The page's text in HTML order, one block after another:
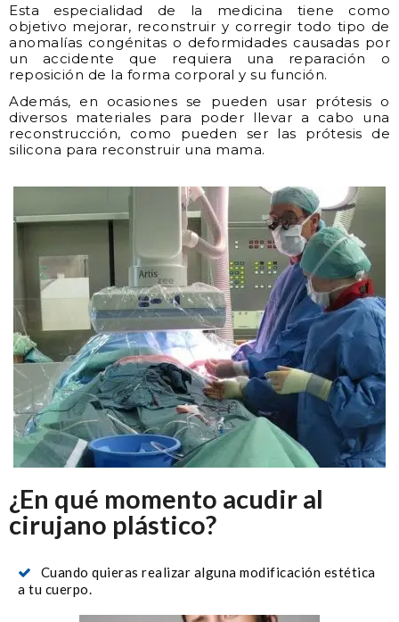
Esta especialidad de la medicina tiene como
objetivo mejorar, reconstruir y corregir todo tipo de
anomalías congénitas o deformidades causadas por
un accidente que requiera una reparación o
reposición de la forma corporal y su función.
Además, en ocasiones se pueden usar prótesis o
diversos materiales para poder llevar a cabo una
reconstrucción, como pueden ser las prótesis de
silicona para reconstruir una mama.
¿En qué momento acudir al
cirujano plástico?
Cuando quieras realizar alguna modificación estética
a tu cuerpo.